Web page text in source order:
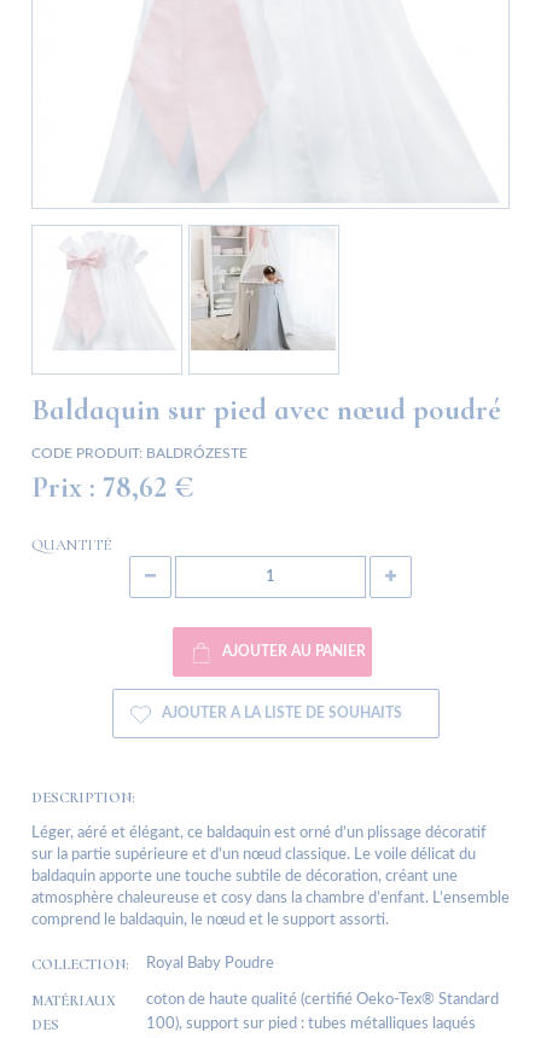
Baldaquin sur pied avec nœud poudré
CODE PRODUIT: BALDRÓZESTE
Prix : 78,62 €
QUANTITÉ
AJOUTER AU PANIER
AJOUTER A LA LISTE DE SOUHAITS
DESCRIPTION:
Léger, aéré et élégant, ce baldaquin est orné d’un plissage décoratif
sur la partie supérieure et d’un nœud classique. Le voile délicat du
baldaquin apporte une touche subtile de décoration, créant une
atmosphère chaleureuse et cosy dans la chambre d’enfant. L’ensemble
comprend le baldaquin, le nœud et le support assorti.
COLLECTION: Royal Baby Poudre
MATÉRIAUX
DES
coton de haute qualité (certifié Oeko-Tex® Standard
100), support sur pied : tubes métalliques laqués